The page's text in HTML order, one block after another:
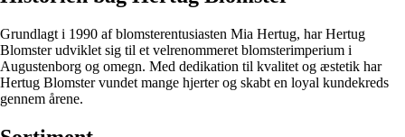
Grundlagt i 1990 af blomsterentusiasten Mia Hertug, har Hertug
Blomster udviklet sig til et velrenommeret blomsterimperium i
Augustenborg og omegn. Med dedikation til kvalitet og æstetik har
Hertug Blomster vundet mange hjerter og skabt en loyal kundekreds
gennem årene.